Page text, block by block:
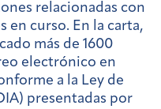
relacionadas con
en curso. En la carta,
más de 1600
electrónico en
a la Ley de
presentadas por